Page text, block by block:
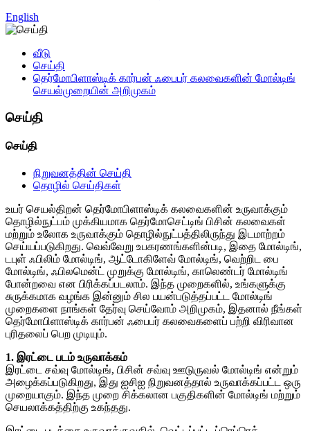
English
வீடு
செய்தி
தெர்மோபிளாஸ்டிக் கார்பன் ஃபைபர் கலவைகளின் மோல்டிங்
செயல்முறையின் அறிமுகம்
செய்தி
செய்தி
நிறுவனத்தின் செய்தி
தொழில் செய்திகள்
உயர் செயல்திறன் தெர்மோபிளாஸ்டிக் கலவைகளின் உருவாக்கும்
தொழில்நுட்பம் முக்கியமாக தெர்மோசெட்டிங் பிசின் கலவைகள்
மற்றும் உலோக உருவாக்கும் தொழில்நுட்பத்திலிருந்து இடமாற்றம்
செய்யப்படுகிறது. வெவ்வேறு உபகரணங்களின்படி, இதை மோல்டிங்,
டபுள் ஃபிலிம் மோல்டிங், ஆட்டோகிளேவ் மோல்டிங், வெற்றிட பை
மோல்டிங், ஃபிலமென்ட் முறுக்கு மோல்டிங், காலெண்டர் மோல்டிங்
போன்றவை என பிரிக்கப்படலாம். இந்த முறைகளில், உங்களுக்கு
சுருக்கமாக வழங்க இன்னும் சில பயன்படுத்தப்பட்ட மோல்டிங்
முறைகளை நாங்கள் தேர்வு செய்வோம் அறிமுகம், இதனால் நீங்கள்
தெர்மோபிளாஸ்டிக் கார்பன் ஃபைபர் கலவைகளைப் பற்றி விரிவான
புரிதலைப் பெற முடியும்.
1. இரட்டை படம் உருவாக்கம்
இரட்டை சவ்வு மோல்டிங், பிசின் சவ்வு ஊடுருவல் மோல்டிங் என்றும்
அழைக்கப்படுகிறது, இது ஐசிஐ நிறுவனத்தால் உருவாக்கப்பட்ட ஒரு
முறையாகும். இந்த முறை சிக்கலான பகுதிகளின் மோல்டிங் மற்றும்
செயலாக்கத்திற்கு உகந்தது.